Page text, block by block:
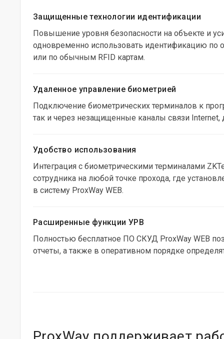
Защищенные технологии идентификации
Повышение уровня безопасности на объекте и
одновременно использовать идентификацию по
или по обычным RFID картам.
Удаленное управление биометрией
Подключение биометрических терминалов к
так и через незащищенные каналы связи
Удобство использования
Интеграция с биометрическими терминалами
сотрудника на любой точке прохода, где
в систему ProxWay WEB.
Расширенные функции УРВ
Полностью бесплатное ПО СКУД ProxWay WEB
отчеты, а также в оперативном порядке